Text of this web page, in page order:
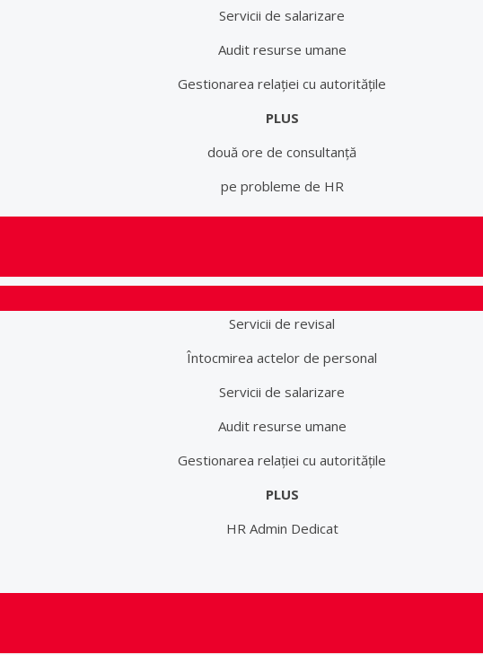
Servicii de salarizare
Audit resurse umane
Gestionarea relației cu autoritățile
PLUS
două ore de consultanță
pe probleme de HR
Servicii de revisal
Întocmirea actelor de personal
Servicii de salarizare
Audit resurse umane
Gestionarea relației cu autoritățile
PLUS
HR Admin Dedicat